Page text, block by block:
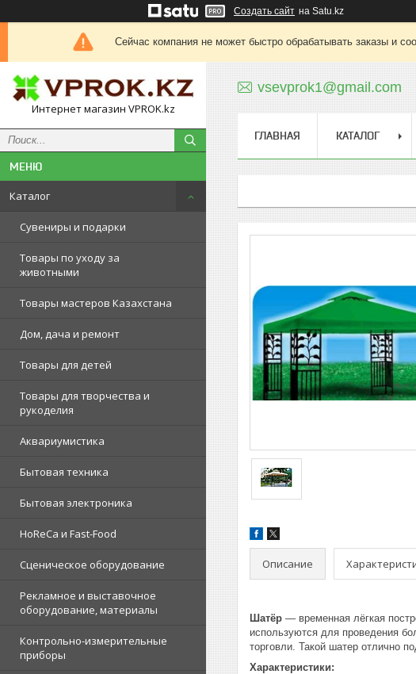
Создать сайт на Satu.kz
Сейчас компания не может быстро обрабатывать заказы и
Интернет магазин VPROK.kz
Каталог
Сувениры и подарки
Товары по уходу за
животными
Товары мастеров Казахстана
Дом, дача и ремонт
Товары для детей
Товары для творчества и
рукоделия
Аквариумистика
Бытовая техника
Бытовая электроника
HoReCa и Fast-Food
Сценическое оборудование
Рекламное и выставочное
оборудование, материалы
Контрольно-измерительные
приборы
vsevprok1@gmail.com
ГЛАВНАЯ КАТАЛОГ
Описание
Шатёр — временная лёгкая
используются для проведения
торговли. Такой шатер отлично
Характеристики: